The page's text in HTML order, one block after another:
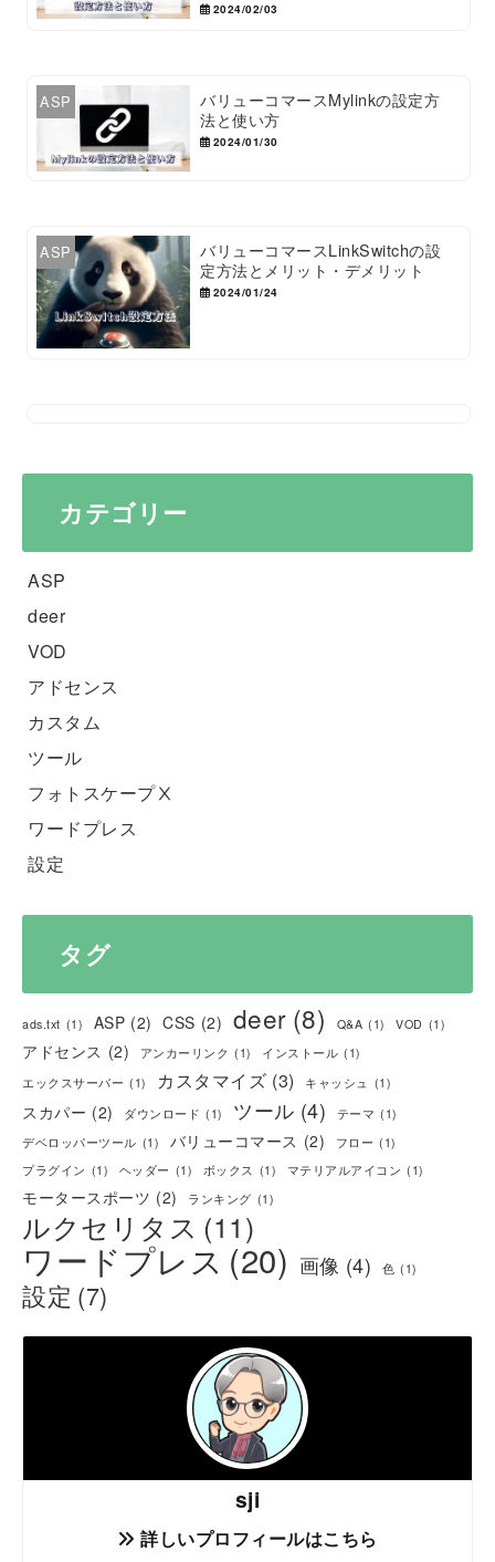
2024/02/03
ASP
バリューコマースMylinkの設定方
法と使い方
2024/01/30
ASP
バリューコマースLinkSwitchの設
定方法とメリット・デメリット
2024/01/24
カテゴリー
ASP
deer
VOD
アドセンス
カスタム
ツール
フォトスケープⅩ
ワードプレス
設定
タグ
ads.txt (1) ASP (2) CSS (2) deer (8) Q&A (1) VOD (1)
アドセンス (2) アンカーリンク (1) インストール (1)
エックスサーバー (1) カスタマイズ (3) キャッシュ (1)
スカパー (2) ダウンロード (1) ツール (4) テーマ (1)
デベロッパーツール (1) バリューコマース (2) フロー (1)
プラグイン (1) ヘッダー (1) ボックス (1) マテリアルアイコン (1)
モータースポーツ (2) ランキング (1)
ルクセリタス (11)
ワードプレス (20) 画像 (4) 色 (1)
設定 (7)
sji
詳しいプロフィールはこちら